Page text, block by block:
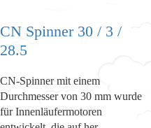
CN Spinner 30 / 3 /
28.5
CN-Spinner mit einem
Durchmesser von 30 mm wurde
für Innenläufermotoren